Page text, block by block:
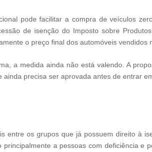
pode facilitar a compra de veículos
de isenção do Imposto sobre
o preço final dos automóveis vendidos
a medida ainda não está valendo. A
precisa ser aprovada antes de entrar
entre os grupos que já possuem direito à
a pessoas com deficiência e